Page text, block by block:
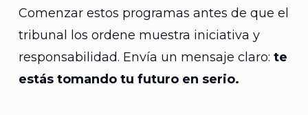
Comenzar estos programas antes de que el
tribunal los ordene muestra iniciativa y
responsabilidad. Envía un mensaje claro: te
estás tomando tu futuro en serio.